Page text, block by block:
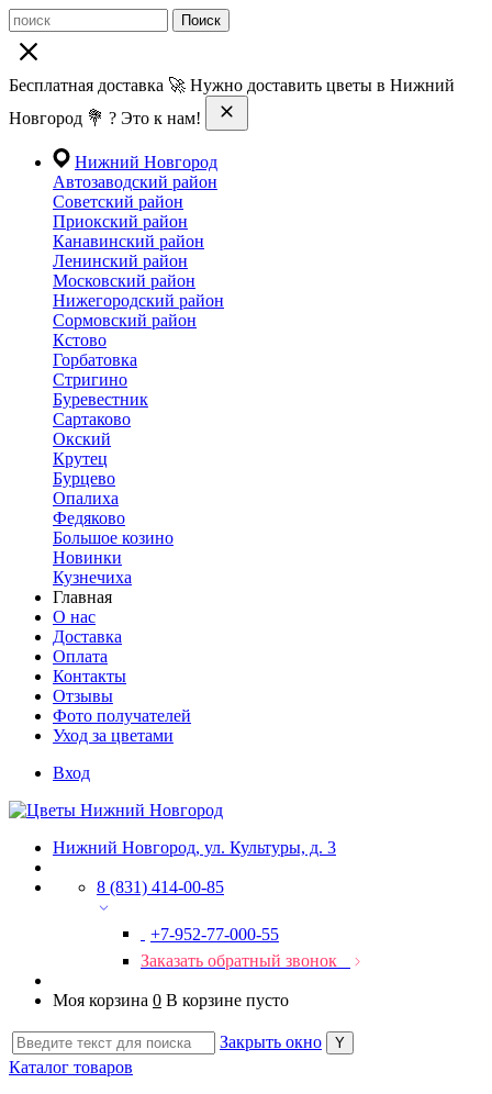
Поиск
Бесплатная доставка 🚀 Нужно доставить цветы в Нижний
Новгород 💐 ? Это к нам!
Нижний Новгород
Автозаводский район
Советский район
Приокский район
Канавинский район
Ленинский район
Московский район
Нижегородский район
Сормовский район
Кстово
Горбатовка
Стригино
Буревестник
Сартаково
Окский
Крутец
Бурцево
Опалиха
Федяково
Большое козино
Новинки
Кузнечиха
Главная
О нас
Доставка
Оплата
Контакты
Отзывы
Фото получателей
Уход за цветами
Вход
Нижний Новгород, ул. Культуры, д. 3
8 (831) 414-00-85
+7-952-77-000-55
Заказать обратный звонок
Моя корзина 0 В корзине пусто
Закрыть окно
Каталог товаров